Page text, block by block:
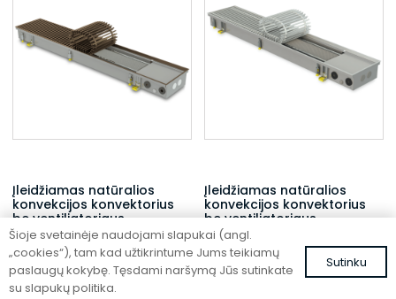
Įleidžiamas natūralios
konvekcijos konvektorius
be ventiliatoriaus
FC 140-22-15-AL10
474,04€ su PVM
Įleidžiamas natūralios
konvekcijos konvektorius
be ventiliatoriaus
FC 140-22-15-ALS
457,85€ su PVM
Šioje svetainėje naudojami slapukai (angl.
„cookies“), tam kad užtikrintume Jums teikiamų
paslaugų kokybę. Tęsdami naršymą Jūs sutinkate
su slapukų politika.
Sutinku